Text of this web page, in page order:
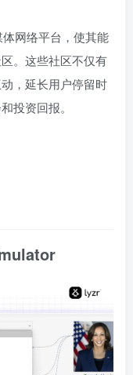
体网络平台，使其能
。这些社区不仅有
，延长用户停留时
投资回报。